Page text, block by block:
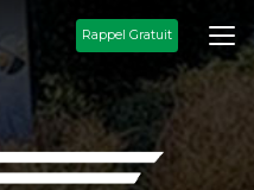
Rappel Gratuit